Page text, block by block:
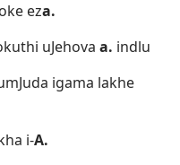
eza.
uJehova a. indlu
igama lakhe
i-A.